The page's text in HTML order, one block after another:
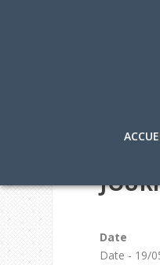
Date
Date - 19/